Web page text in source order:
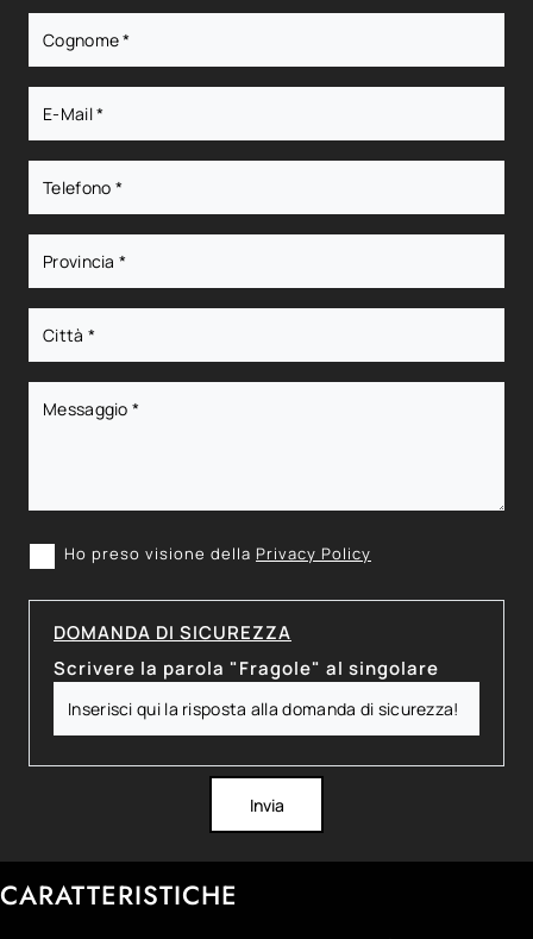
Ho preso visione della Privacy Policy
DOMANDA DI SICUREZZA
Scrivere la parola "Fragole" al singolare
Invia
CARATTERISTICHE